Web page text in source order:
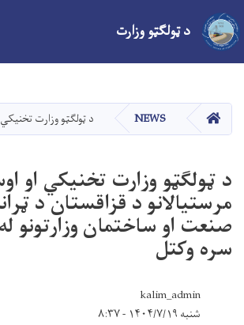
دانګل
د ټولګټو وزارت
کور NEWS د ټولګټو وزارت
د ټولګټو وزارت تخنيکي او
مرستيالانو د قزاقستان د
صنعت او ساختمان وزارتونو
سره وکتل
kalim_admin
شنبه ۱۴۰۴/۷/۱۹ - ۸:۳۷